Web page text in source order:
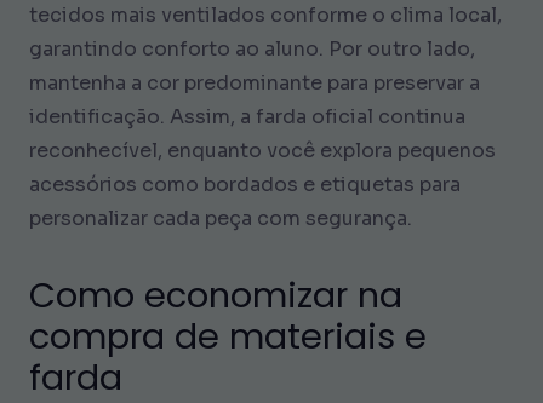
tecidos mais ventilados conforme o clima local,
garantindo conforto ao aluno. Por outro lado,
mantenha a cor predominante para preservar a
identificação. Assim, a farda oficial continua
reconhecível, enquanto você explora pequenos
acessórios como bordados e etiquetas para
personalizar cada peça com segurança.
Como economizar na
compra de materiais e
farda